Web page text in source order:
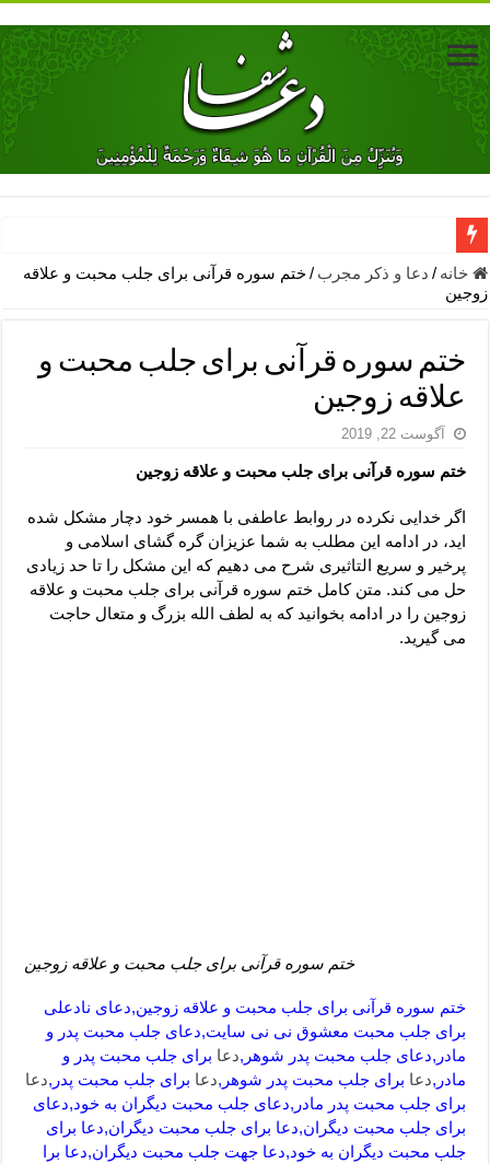
دعای جلب محبت فوری معشوق – دعای جلب محبت شوهر
دعای مشکل گشا برای رفع فقر – ذکرهای روزی‌ بخش
معجزات دعای یا من اظهر الجمیل – دعای یا من اظهر الجمیل برای
مهم ترین اذکار الهی و فضیلت آن ها – ذکر مخصوص مستجاب الدعوه
دعا برای ترس بچه ها در خواب – دعای ترس و بی خوابی کودکان
نماز حاجت برای کار گشایی- دعای رفع مشکلات و طلب حاجت
لا حول ولا قوة الا بالله برای چشم زخم – دعای چشم زخم ماشاالله
دعای قوی رفع ترس – دعای مجرب برای آرامش قلب و رفع اضطراب
دعا برای پولدار شدن در یک روز – دعای ثروت حضرت سلیمان
خانه / دعا و ذکر مجرب /ختم سوره قرآنی برای جلب محبت و علاقه
زوجین
ختم سوره قرآنی برای جلب محبت و
علاقه زوجین
آگوست 22, 2019
ختم سوره قرآنی برای جلب محبت و علاقه زوجین
اگر خدایی نکرده در روابط عاطفی با همسر خود دچار مشکل شده
اید، در ادامه این مطلب به شما عزیزان گره گشای اسلامی و
پرخیر و سریع التاثیری شرح می دهیم که این مشکل را تا حد زیادی
حل می کند. متن کامل ختم سوره قرآنی برای جلب محبت و علاقه
زوجین را در ادامه بخوانید که به لطف الله بزرگ و متعال حاجت
می گیرید.
ختم سوره قرآنی برای جلب محبت و علاقه زوجین
ختم سوره قرآنی برای جلب محبت و علاقه زوجین,دعای نادعلی
برای جلب محبت معشوق نی نی سایت,دعای جلب محبت پدر و
مادر,دعای جلب محبت پدر شوهر,دعا برای جلب محبت پدر و
مادر,دعا برای جلب محبت پدر شوهر,دعا برای جلب محبت پدر,دعا
برای جلب محبت پدر مادر,دعای جلب محبت دیگران به خود,دعای
برای جلب محبت دیگران,دعا برای جلب محبت دیگران,دعا برای
جلب محبت دیگران به خود,دعا جهت جلب محبت دیگران,دعا برا